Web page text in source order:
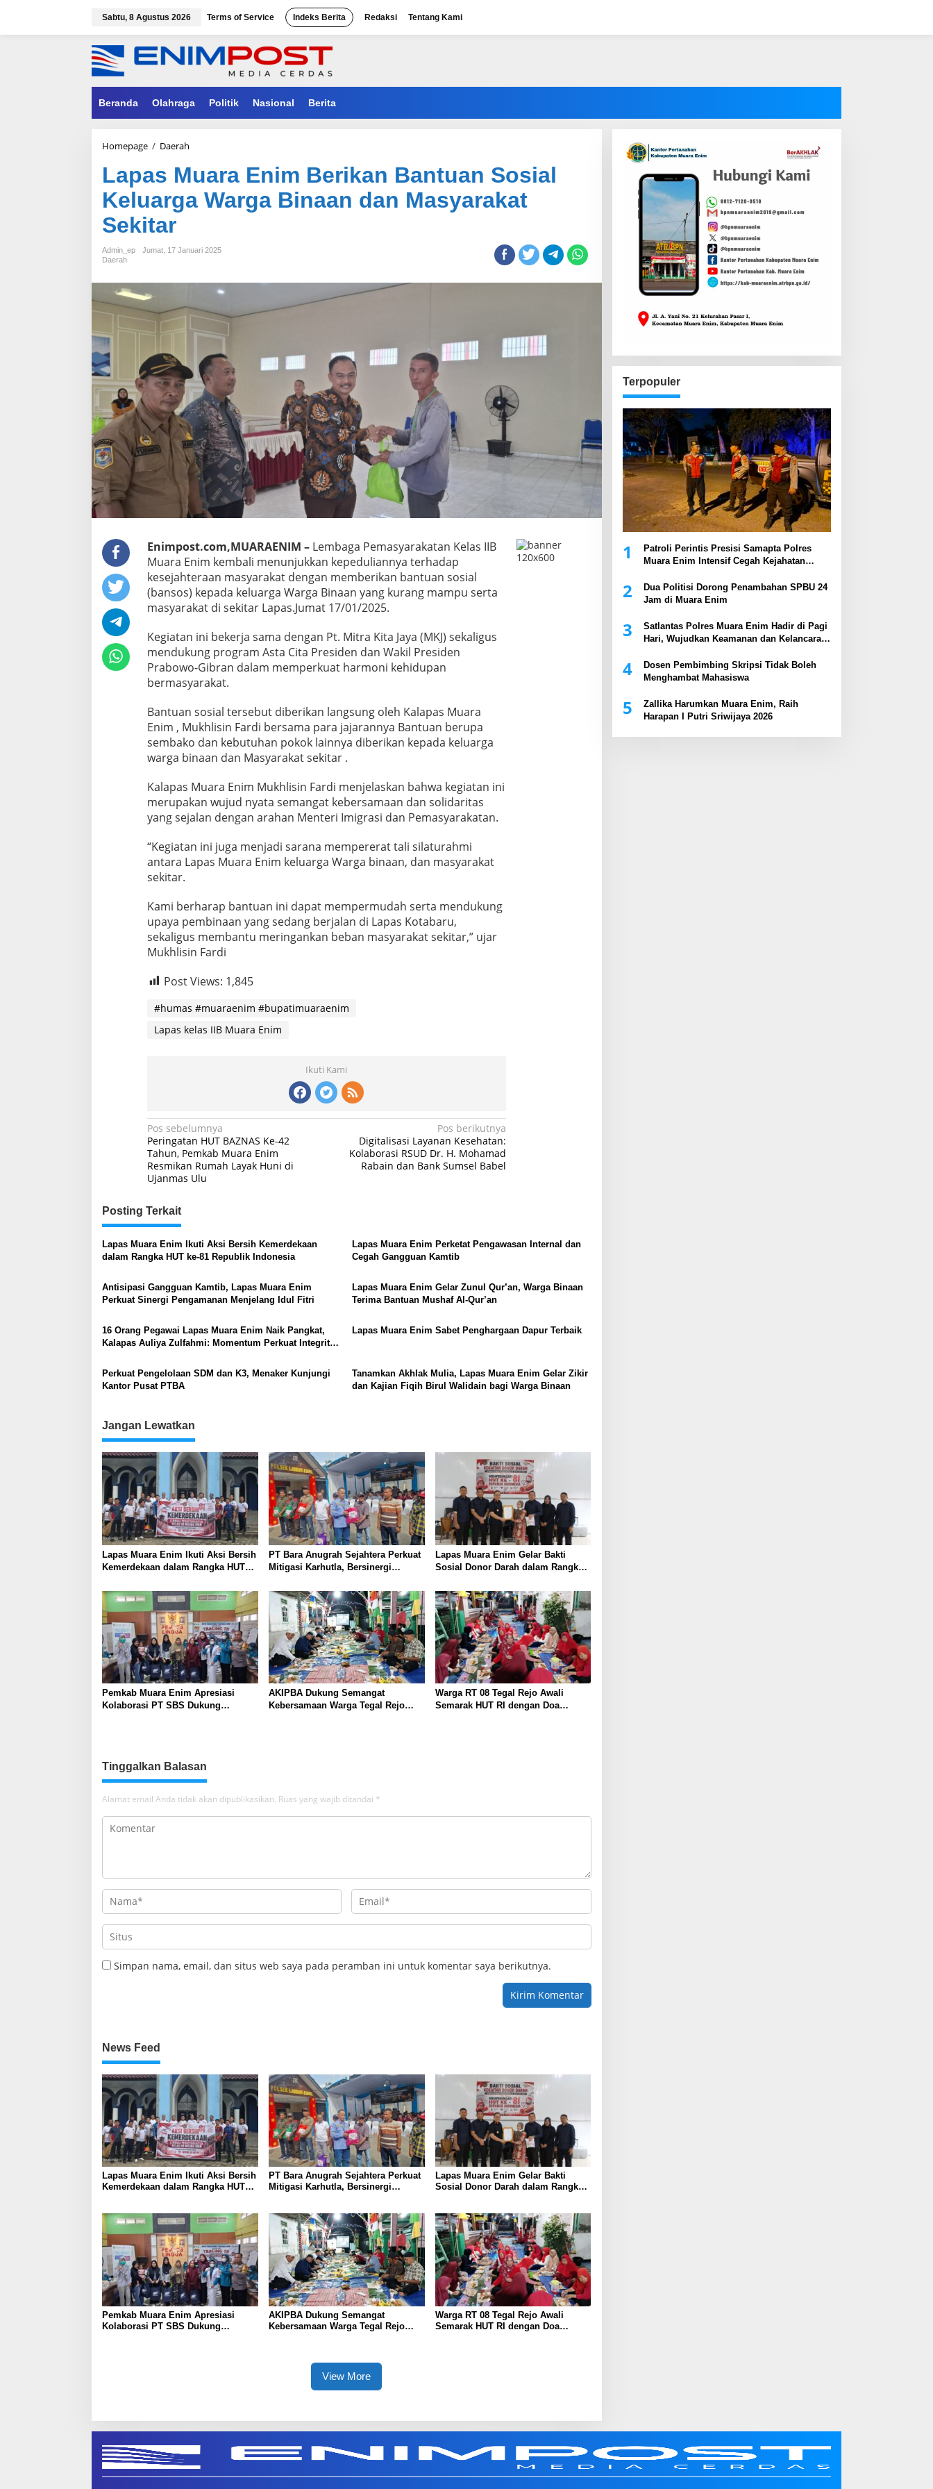
Sabtu, 8 Agustus 2026 Terms of Service Indeks Berita Redaksi Tentang Kami
Beranda Olahraga Politik Nasional Berita
Homepage / Daerah
Enim
Berikan
Bantuan
Sosial
Binaan
Sekitar
Lapas Muara Enim Berikan Bantuan Sosial
Keluarga Warga Binaan dan Masyarakat
Sekitar
Admin_ep
Jumat, 17 Januari 2025
Daerah
Enimpost.com,MUARAENIM – Lembaga Pemasyarakatan Kelas IIB
Muara Enim kembali menunjukkan kepeduliannya terhadap
kesejahteraan masyarakat dengan memberikan bantuan sosial
(bansos) kepada keluarga Warga Binaan yang kurang mampu serta
masyarakat di sekitar Lapas.Jumat 17/01/2025.
Kegiatan ini bekerja sama dengan Pt. Mitra Kita Jaya (MKJ) sekaligus
mendukung program Asta Cita Presiden dan Wakil Presiden
Prabowo-Gibran dalam memperkuat harmoni kehidupan
bermasyarakat.
Bantuan sosial tersebut diberikan langsung oleh Kalapas Muara
Enim , Mukhlisin Fardi bersama para jajarannya Bantuan berupa
sembako dan kebutuhan pokok lainnya diberikan kepada keluarga
warga binaan dan Masyarakat sekitar .
Kalapas Muara Enim Mukhlisin Fardi menjelaskan bahwa kegiatan ini
merupakan wujud nyata semangat kebersamaan dan solidaritas
yang sejalan dengan arahan Menteri Imigrasi dan Pemasyarakatan.
“Kegiatan ini juga menjadi sarana mempererat tali silaturahmi
antara Lapas Muara Enim keluarga Warga binaan, dan masyarakat
sekitar.
Kami berharap bantuan ini dapat mempermudah serta mendukung
upaya pembinaan yang sedang berjalan di Lapas Kotabaru,
sekaligus membantu meringankan beban masyarakat sekitar,” ujar
Mukhlisin Fardi
Post Views: 1,845
#humas #muaraenim #bupatimuaraenim
Lapas kelas IIB Muara Enim
Ikuti Kami
Navigasi
pos
Pos sebelumnya
Peringatan HUT BAZNAS Ke-42
Tahun, Pemkab Muara Enim
Resmikan Rumah Layak Huni di
Ujanmas Ulu
Pos berikutnya
Digitalisasi Layanan Kesehatan:
Kolaborasi RSUD Dr. H. Mohamad
Rabain dan Bank Sumsel Babel
Posting Terkait
Lapas Muara Enim Ikuti Aksi Bersih Kemerdekaan
dalam Rangka HUT ke-81 Republik Indonesia
Lapas Muara Enim Perketat Pengawasan Internal dan
Cegah Gangguan Kamtib
Antisipasi Gangguan Kamtib, Lapas Muara Enim
Perkuat Sinergi Pengamanan Menjelang Idul Fitri
Lapas Muara Enim Gelar Zunul Qur’an, Warga Binaan
Terima Bantuan Mushaf Al-Qur’an
16 Orang Pegawai Lapas Muara Enim Naik Pangkat,
Kalapas Auliya Zulfahmi: Momentum Perkuat Integritas
Lapas Muara Enim Sabet Penghargaan Dapur Terbaik
Perkuat Pengelolaan SDM dan K3, Menaker Kunjungi
Kantor Pusat PTBA
Tanamkan Akhlak Mulia, Lapas Muara Enim Gelar Zikir
dan Kajian Fiqih Birul Walidain bagi Warga Binaan
Jangan Lewatkan
Lapas Muara Enim Ikuti Aksi Bersih
Kemerdekaan dalam Rangka HUT
PT Bara Anugrah Sejahtera Perkuat
Mitigasi Karhutla, Bersinergi
Edukasi Warga
Lapas Muara Enim Gelar Bakti
Sosial Donor Darah dalam Rangka
Indonesia
Pemkab Muara Enim Apresiasi
Kolaborasi PT SBS Dukung
AKIPBA Dukung Semangat
Kebersamaan Warga Tegal Rejo
Warga RT 08 Tegal Rejo Awali
Semarak HUT RI dengan Doa
Tinggalkan Balasan
Alamat email Anda tidak akan dipublikasikan. Ruas yang wajib ditandai *
Simpan nama, email, dan situs web saya pada peramban ini untuk komentar saya berikutnya.
News Feed
Lapas Muara Enim Ikuti Aksi Bersih
Kemerdekaan dalam Rangka HUT
PT Bara Anugrah Sejahtera Perkuat
Mitigasi Karhutla, Bersinergi
Lapas Muara Enim Gelar Bakti
Sosial Donor Darah dalam Rangka
Pemkab Muara Enim Apresiasi
Kolaborasi PT SBS Dukung
AKIPBA Dukung Semangat
Kebersamaan Warga Tegal Rejo
Warga RT 08 Tegal Rejo Awali
Semarak HUT RI dengan Doa
View More
Terpopuler
1
Patroli Perintis Presisi Samapta Polres
Muara Enim Intensif Cegah Kejahatan
2
Dua Politisi Dorong Penambahan SPBU 24
Jam di Muara Enim
3
Satlantas Polres Muara Enim Hadir di Pagi
Hari, Wujudkan Keamanan dan Kelancaran
4
Dosen Pembimbing Skripsi Tidak Boleh
Menghambat Mahasiswa
5
Zallika Harumkan Muara Enim, Raih
Harapan I Putri Sriwijaya 2026